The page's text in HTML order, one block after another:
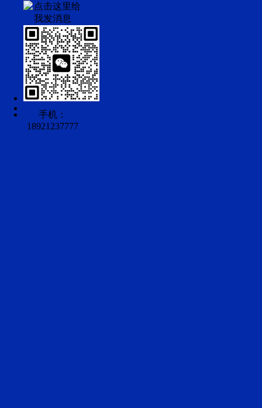
手机：
18921237777